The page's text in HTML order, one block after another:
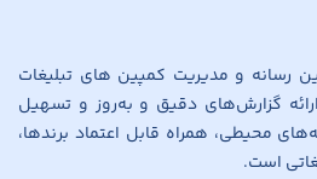
رسانه و مدیریت کمپین های تبلیغات
گزارش‌های دقیق و به‌روز و تسهیل
محیطی، همراه قابل اعتماد برندها،
است.